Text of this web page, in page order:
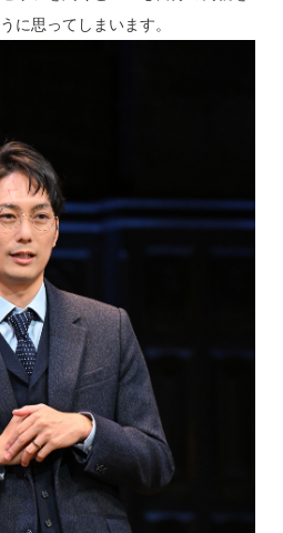
に思ってしまいます。